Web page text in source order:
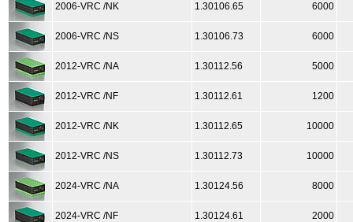
2006-VRC /NK 1.30106.65 6000
2006-VRC /NS 1.30106.73 6000
2012-VRC /NA 1.30112.56 5000
2012-VRC /NF 1.30112.61 1200
2012-VRC /NK 1.30112.65 10000
2012-VRC /NS 1.30112.73 10000
2024-VRC /NA 1.30124.56 8000
2024-VRC /NF 1.30124.61 2000